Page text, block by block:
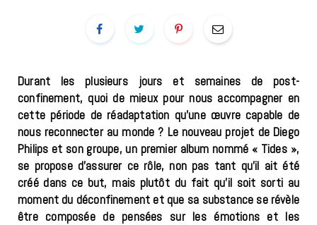
Durant les plusieurs jours et semaines de post-
confinement, quoi de mieux pour nous accompagner en
cette période de réadaptation qu’une œuvre capable de
nous reconnecter au monde ? Le nouveau projet de Diego
Philips et son groupe, un premier album nommé « Tides »,
se propose d’assurer ce rôle, non pas tant qu’il ait été
créé dans ce but, mais plutôt du fait qu’il soit sorti au
moment du déconfinement et que sa substance se révèle
être composée de pensées sur les émotions et les